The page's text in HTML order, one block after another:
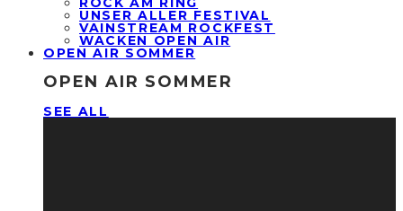
UNSER ALLER FESTIVAL
VAINSTREAM ROCKFEST
WACKEN OPEN AIR
OPEN AIR SOMMER
OPEN AIR SOMMER
SEE ALL